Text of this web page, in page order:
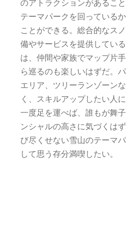
のアトラクションがあるこ
テーマパークを回っている
ことができる。総合的なス
備やサービスを提供してい
は、仲間や家族でマップ片
ら巡るのも楽しいはずだ。
エリア、ツリーランゾーン
く、スキルアップしたい人
一度足を運べば、誰もが舞
ンシャルの高さに気づくは
び尽くせない雪山のテーマ
して思う存分満喫したい。